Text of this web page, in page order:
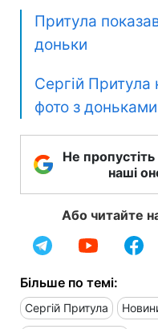
Притула
доньки
Сергій Притула
фото з доньками
Не
наші
Або читайте
Більше по темі:
Сергій Притула